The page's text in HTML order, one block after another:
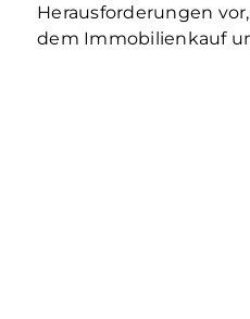
Herausforderungen
dem Immobilienkauf